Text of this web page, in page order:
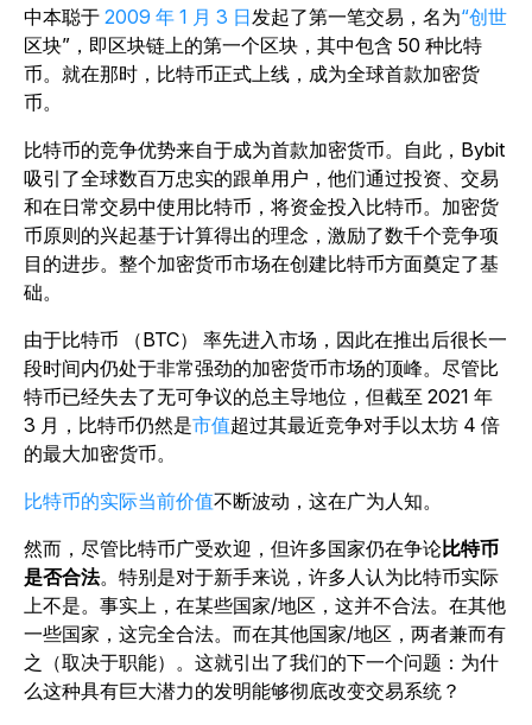
中本聪于 2009 年 1 月 3 日发起了第一笔交易，名为“创世
区块”，即区块链上的第一个区块，其中包含 50 种比特
币。就在那时，比特币正式上线，成为全球首款加密货
币。
比特币的竞争优势来自于成为首款加密货币。自此，Bybit
吸引了全球数百万忠实的跟单用户，他们通过投资、交易
和在日常交易中使用比特币，将资金投入比特币。加密货
币原则的兴起基于计算得出的理念，激励了数千个竞争项
目的进步。整个加密货币市场在创建比特币方面奠定了基
础。
由于比特币 （BTC） 率先进入市场，因此在推出后很长一
段时间内仍处于非常强劲的加密货币市场的顶峰。尽管比
特币已经失去了无可争议的总主导地位，但截至 2021 年
3 月，比特币仍然是市值超过其最近竞争对手以太坊 4 倍
的最大加密货币。
比特币的实际当前价值不断波动，这在广为人知。
然而，尽管比特币广受欢迎，但许多国家仍在争论比特币
是否合法。特别是对于新手来说，许多人认为比特币实际
上不是。事实上，在某些国家/地区，这并不合法。在其他
一些国家，这完全合法。而在其他国家/地区，两者兼而有
之（取决于职能）。这就引出了我们的下一个问题：为什
么这种具有巨大潜力的发明能够彻底改变交易系统？